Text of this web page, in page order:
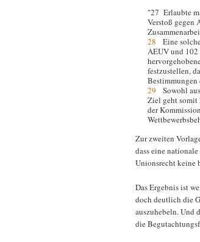
"27 Erlaubte
Verstoß gegen
28 Eine
AEUV und 102
festzustellen,
Bestimmungen
29 Sowohl
Ziel geht somit
der
Zur zweiten
dass eine
Unionsrecht keine
Das Ergebnis ist
doch deutlich die
auszuhebeln. Und
die